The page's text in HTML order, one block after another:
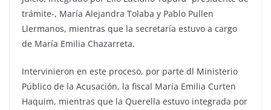
trámite-, María Alejandra Tolaba y Pablo Pullen
Llermanos, mientras que la secretaría estuvo a cargo
de María Emilia Chazarreta.
Intervinieron en este proceso, por parte dl Ministerio
Público de la Acusación, la fiscal María Emilia Curten
Haquim, mientras que la Querella estuvo integrada por